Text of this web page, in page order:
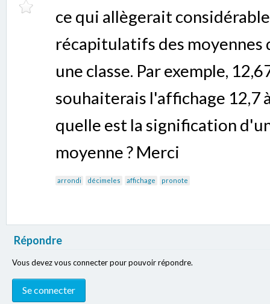
ce qui allègerait
récapitulatifs des moyennes
une classe. Par exemple,
souhaiterais l'affichage 12,7
quelle est la signification
moyenne ? Merci
arrondi décimeles affichage pronote
Répondre
Vous devez vous connecter pour pouvoir répondre.